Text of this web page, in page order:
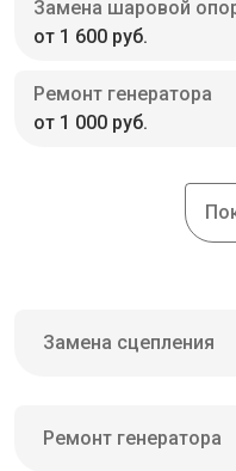
Замена шаровой
от 1 600 руб.
Ремонт генератора
от 1 000 руб.
Замена сцепления
Ремонт генератора